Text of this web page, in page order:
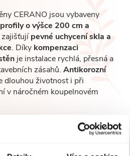
CERANO jsou vybaveny
o výšce 200 cm a
zajišťujípevné uchycení skla a
. Díky kompenzaci
je instalace rychlá, přesná a
zásahů. Antikorozní
dlouhou životnost i při
v náročném koupelnovém